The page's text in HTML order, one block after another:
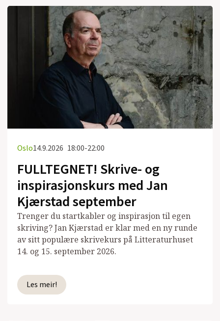
Oslo14.9.2026 18:00-22:00
FULLTEGNET! Skrive- og
inspirasjonskurs med Jan
Kjærstad september
Trenger du startkabler og inspirasjon til egen
skriving? Jan Kjærstad er klar med en ny runde
av sitt populære skrivekurs på Litteraturhuset
14. og 15. september 2026.
Les meir!